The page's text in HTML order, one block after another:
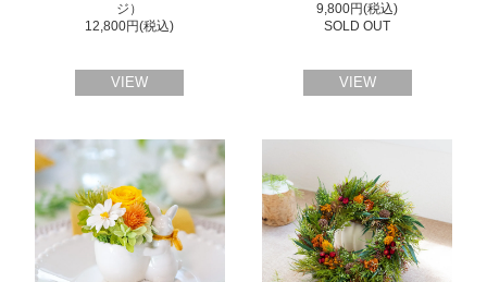
ジ）
12,800円(税込)
VIEW
9,800円(税込)
SOLD OUT
VIEW